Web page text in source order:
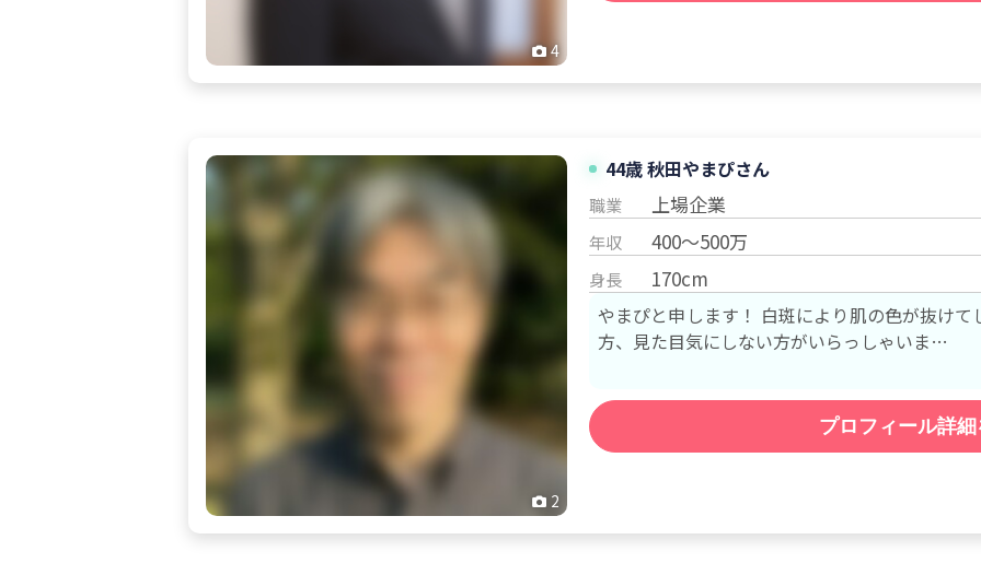
4
2
44歳 秋田やまぴさん
職業 上場企業
年収 400～500万
身長 170cm
やまぴと申します！ 白斑により肌の色が抜け
方、見た目気にしない方がいらっしゃいま…
プロフィール詳